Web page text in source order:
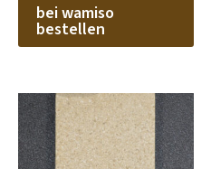
bei wamiso
bestellen